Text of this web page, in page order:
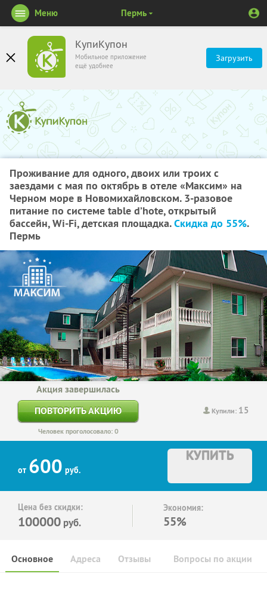
КупиКупон
Мобильное приложение
ещё удобнее
Загрузить
Меню Пермь
Проживание для одного, двоих или троих с
заездами с мая по октябрь в отеле «Максим» на
Черном море в Новомихайловском. 3-разовое
питание по системе table d’hote, открытый
бассейн, Wi-Fi, детская площадка.Скидка до 55%.
Пермь
Купили: 15
Акция завершилась
ПОВТОРИТЬ АКЦИЮ
Человек проголосовало: 0
от 600 руб.
КУПИТЬ
Цена без скидки:
100000 руб.
Экономия:
55%
Основное Отзывы Вопросы по акции
Адреса